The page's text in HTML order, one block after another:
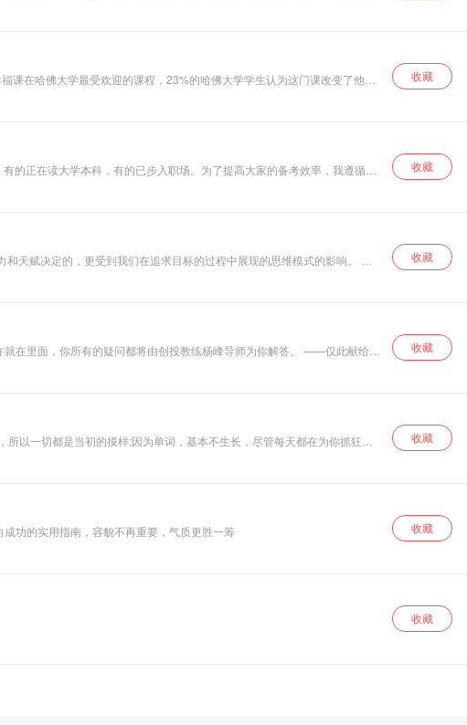
收藏
收藏
赋决定的，更受到我们在追求目标的过程中展现的思维模式的影响。 她
努力改变，决定了你是会满足于既有成果还是会积极探索新知。只有用正确
收藏
所有的疑问都将由创投教练杨峰导师为你解答。 ——仅此献给来
收藏
以一切都是当初的摸样;因为单词，基本不生长，尽管每天都在为你抓狂。
精华。有句英文叫:I like it approachable and expressive. (我爱它平易近人
收藏
功的实用指南，容貌不再重要，气质更胜一筹
收藏
收藏